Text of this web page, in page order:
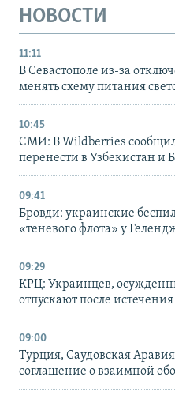
НОВОСТИ
11:11
В Севастополе из-за
менять схему питания
10:45
СМИ: В Wildberries
перенести в Узбекистан и
09:41
Бровди: украинские
«теневого флота» у
09:29
КРЦ: Украинцев,
отпускают после истечения
09:00
Турция, Саудовская
соглашение о взаимной